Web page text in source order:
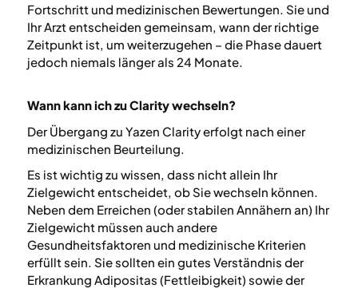
Fortschritt und medizinischen Bewertungen. Sie und
Ihr Arzt entscheiden gemeinsam, wann der richtige
Zeitpunkt ist, um weiterzugehen – die Phase dauert
jedoch niemals länger als 24 Monate.
Wann kann ich zu Clarity wechseln?
Der Übergang zu Yazen Clarity erfolgt nach einer
medizinischen Beurteilung.
Es ist wichtig zu wissen, dass nicht allein Ihr
Zielgewicht entscheidet, ob Sie wechseln können.
Neben dem Erreichen (oder stabilen Annähern an) Ihr
Zielgewicht müssen auch andere
Gesundheitsfaktoren und medizinische Kriterien
erfüllt sein. Sie sollten ein gutes Verständnis der
Erkrankung Adipositas (Fettleibigkeit) sowie der